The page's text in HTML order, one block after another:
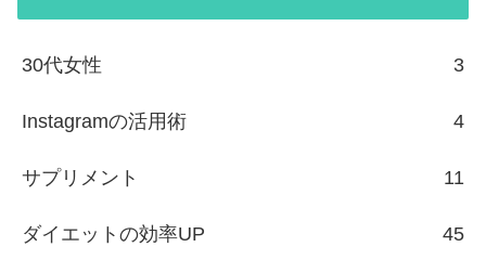
30代女性 3
Instagramの活用術 4
サプリメント 11
ダイエットの効率UP 45